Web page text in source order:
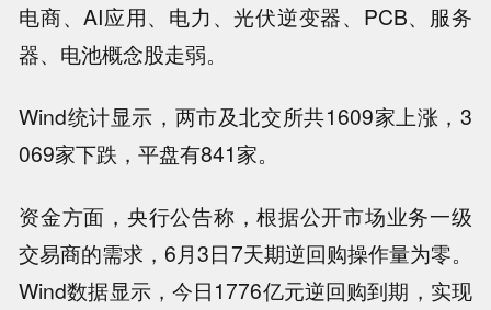
电商、AI应用、电力、光伏逆变器、PCB、服务
器、电池概念股走弱。
Wind统计显示，两市及北交所共1609家上涨，3
069家下跌，平盘有841家。
资金方面，央行公告称，根据公开市场业务一级
交易商的需求，6月3日7天期逆回购操作量为零。
Wind数据显示，今日1776亿元逆回购到期，实现